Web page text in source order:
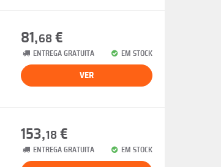
81,68 €
ENTREGA GRATUITA EM STOCK
VER
153,18 €
ENTREGA GRATUITA EM STOCK